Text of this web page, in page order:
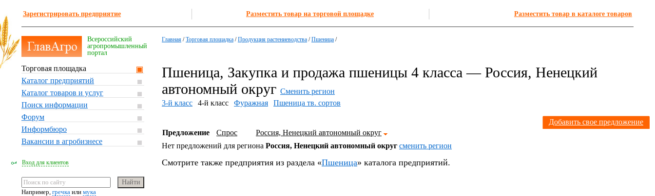
Зарегистрировать предприятие Разместить товар на торговой площадке Разместить товар в каталоге товаров
Всероссийский
агропромышленный
портал
Торговая площадка
Каталог предприятий
Каталог товаров и услуг
Поиск информации
Форум
Информбюро
Вакансии в агробизнесе
Вход для клиентов
Например, гречка или мука
Главная /Торговая площадка /Продукция растениеводства /Пшеница /
Пшеница, Закупка и продажа пшеницы 4 класса — Россия, Ненецкий
автономный округ Сменить регион
3-й класс
4-й класс Фуражная
Пшеница тв. сортов
Добавить свое предложение
Предложение
Спрос
Россия, Ненецкий автономный округ
Нет предложений для региона Россия, Ненецкий автономный округ cменить регион
Смотрите также предприятия из раздела «Пшеница» каталога предприятий.